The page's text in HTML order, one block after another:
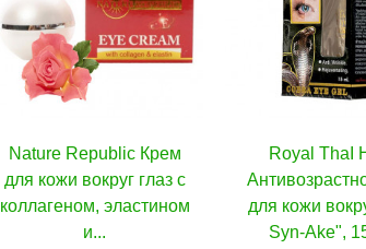
В корзину
Nature Republic Крем
для кожи вокруг глаз с
коллагеном, эластином
и...
В корзину
Royal ThaI
для кожи
Syn-Ake",